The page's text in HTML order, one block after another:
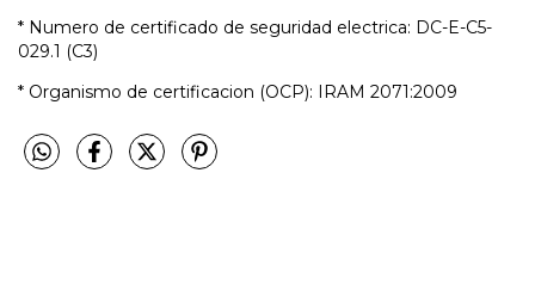
* Numero de certificado de seguridad electrica: DC-E-C5-
029.1 (C3)
* Organismo de certificacion (OCP): IRAM 2071:2009